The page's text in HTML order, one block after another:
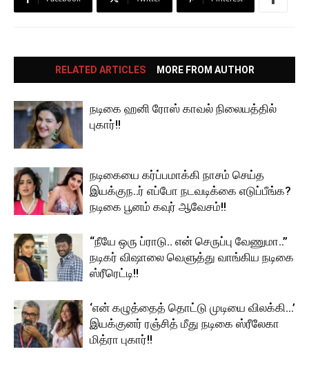
RELATED ARTICLES MORE FROM AUTHOR
நடிகை ஹனி ரோஸ் காவல் நிலையத்தில்
புகார்!!
நடிகையை கர்ப்பமாக்கி நாசம் செய்த
இயக்குந..ர் எப்போ நடவடிக்கை எடுப்பீங்க?
நடிகை பூனம் கவுர் ஆவேசம்!!
“நீயே ஒரு ப்ராடு.. என் செருப்பு வேணுமா..”
நடிகர் விஷாலை வெளுத்து வாங்கிய நடிகை
ஸ்ரீரெட்டி!!
‘என் கழுத்தைத் தொட்டு முடியை விலக்கி…’
இயக்குனர் ரஞ்சித் மீது நடிகை ஸ்ரீலேகா
மித்ரா புகார்!!